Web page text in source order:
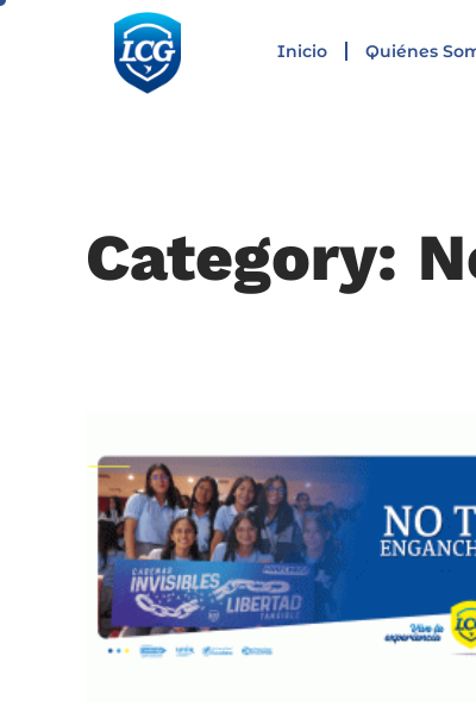
Inicio Quiénes
Category: